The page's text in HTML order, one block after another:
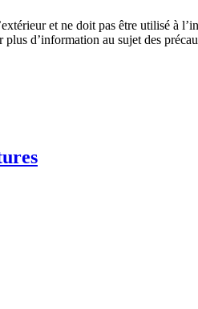
et ne doit pas être utilisé à
d’information au sujet des